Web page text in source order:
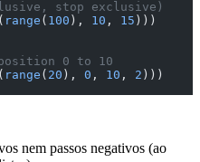
stop exclusive)
range ( 100 ), 10 , 15 )))
0 to 10
range ( 20 ), 0 , 10 , 2 )))
nem passos negativos (ao